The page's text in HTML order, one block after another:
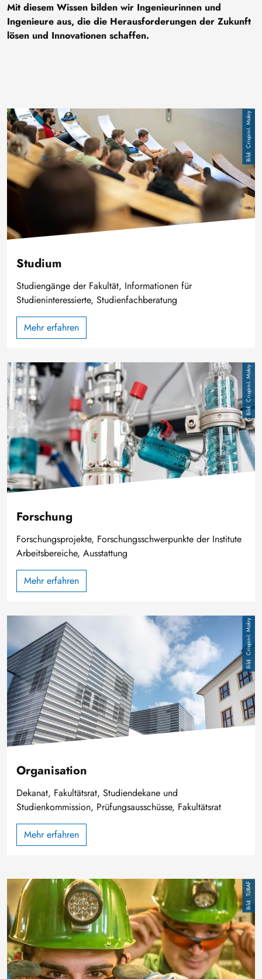
Mit diesem Wissen bilden wir Ingenieurinnen und
Ingenieure aus, die die Herausforderungen der Zukunft
lösen und Innovationen schaffen.
Bild Crispin-I. Mokry
Studium
Studiengänge der Fakultät, Informationen für
Studieninteressierte, Studienfachberatung
Mehr erfahren
Bild Crispin-I. Mokry
Forschung
Forschungsprojekte, Forschungsschwerpunkte der Institute
Arbeitsbereiche, Ausstattung
Mehr erfahren
Crispin-I. Mokry
Organisation
Dekanat, Fakultätsrat, Studiendekane und
Studienkommission, Prüfungsausschüsse, Fakultätsrat
Mehr erfahren
Bild TUBAF